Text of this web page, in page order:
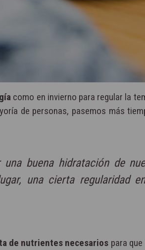
como en invierno para regular la
de personas, pasemos más
buena hidratación de
una cierta regularidad
de nutrientes necesarios para